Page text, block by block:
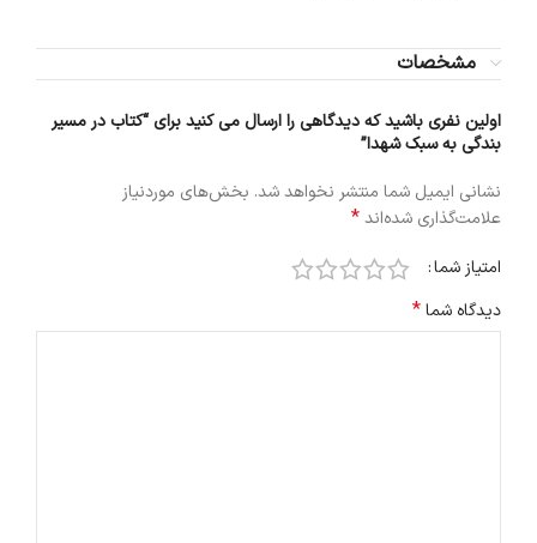
مشخصات
اولین نفری باشید که دیدگاهی را ارسال می کنید برای “کتاب در مسیر
بندگی به سبک شهدا”
نشانی ایمیل شما منتشر نخواهد شد. بخش‌های موردنیاز
علامت‌گذاری شده‌اند*
امتیاز شما
دیدگاه شما*